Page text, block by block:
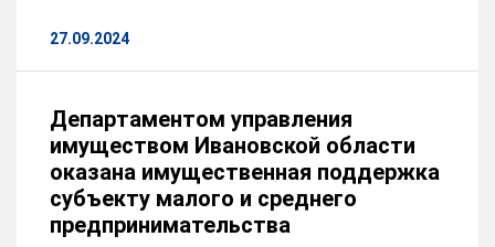
27.09.2024
Департаментом управления
имуществом Ивановской области
оказана имущественная поддержка
субъекту малого и среднего
предпринимательства